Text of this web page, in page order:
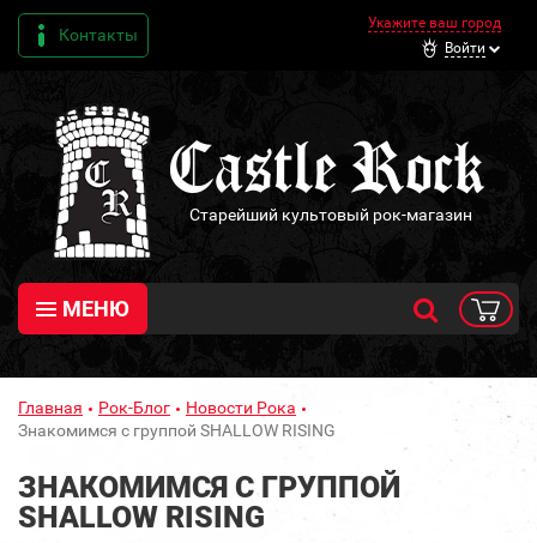
Контакты
Укажите ваш город
Войти
Старейший культовый рок-магазин
МЕНЮ
Главная Рок-Блог
Новости Рока
Знакомимся с группой SHALLOW RISING
ЗНАКОМИМСЯ С ГРУППОЙ
SHALLOW RISING